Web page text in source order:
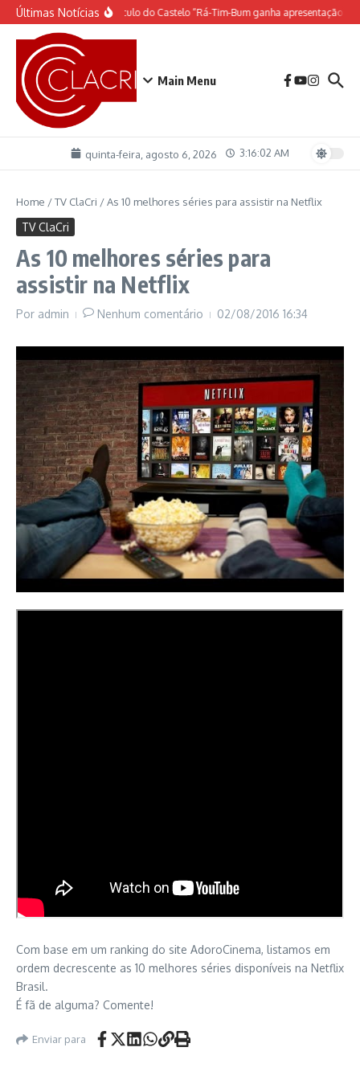
Ir para o conteúdo
Últimas NotíciasO espetáculo do Castelo “Rá-Tim-Bum ganha apresentação de
Main Menu
quinta-feira, agosto 6, 2026 3:16:02 AM
Home /TV ClaCri /As 10 melhores séries para assistir na Netflix
TV ClaCri
As 10 melhores séries para
assistir na Netflix
Por admin Nenhum comentário 02/08/2016 16:34
Com base em um ranking do site AdoroCinema, listamos em
ordem decrescente as 10 melhores séries disponíveis na Netflix
Brasil.
É fã de alguma? Comente!
Enviar para